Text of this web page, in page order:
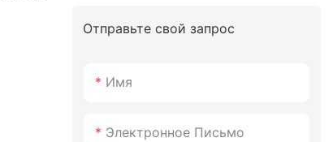
Отправьте свой запрос
Имя
Электронное Письмо